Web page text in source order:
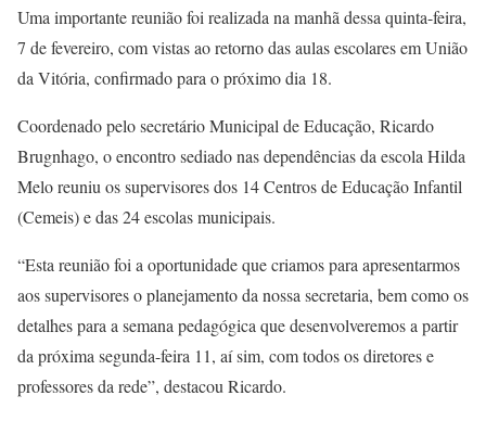
Uma importante reunião foi realizada na manhã dessa quinta-feira,
7 de fevereiro, com vistas ao retorno das aulas escolares em União
da Vitória, confirmado para o próximo dia 18.
Coordenado pelo secretário Municipal de Educação, Ricardo
Brugnhago, o encontro sediado nas dependências da escola Hilda
Melo reuniu os supervisores dos 14 Centros de Educação Infantil
(Cemeis) e das 24 escolas municipais.
“Esta reunião foi a oportunidade que criamos para apresentarmos
aos supervisores o planejamento da nossa secretaria, bem como os
detalhes para a semana pedagógica que desenvolveremos a partir
da próxima segunda-feira 11, aí sim, com todos os diretores e
professores da rede”, destacou Ricardo.